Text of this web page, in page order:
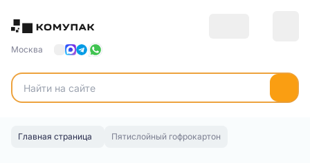
Москва
Главная страница Пятислойный гофрокартон